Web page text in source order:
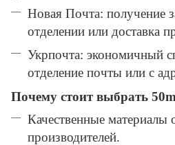
Новая Почта: получение
отделении или доставка
Укрпочта: экономичный
отделение почты или с
Почему стоит выбрать
Качественные материалы
производителей.